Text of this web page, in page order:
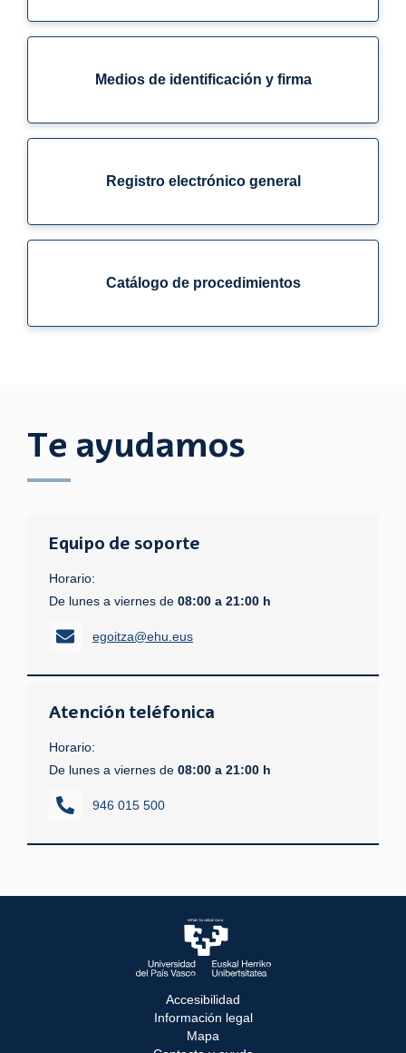
Medios de identificación y firma
Registro electrónico general
Catálogo de procedimientos
Te ayudamos
Equipo de soporte
Horario:
De lunes a viernes de 08:00 a 21:00 h
egoitza@ehu.eus
Atención teléfonica
Horario:
De lunes a viernes de 08:00 a 21:00 h
946 015 500
Accesibilidad
Información legal
Mapa